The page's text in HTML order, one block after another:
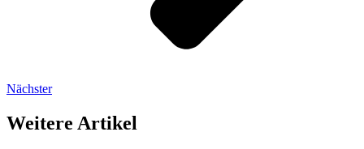
Nächster
Weitere Artikel